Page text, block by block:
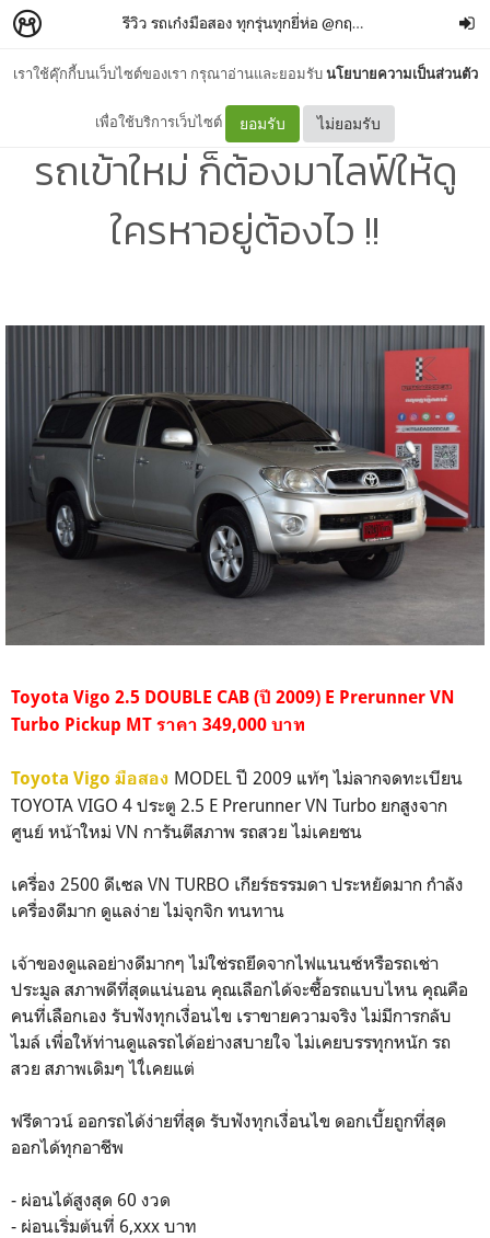
เราใช้คุ๊กกี้บนเว็บไซต์ของเรา กรุณาอ่านและยอมรับนโยบายความเป็นส่วนตัว
เพื่อใช้บริการเว็บไซต์ ยอมรับ ไม่ยอมรับ
รีวิว รถเก๋งมือสอง ทุกรุ่นทุกยี่ห่อ @กฤษฎากู๊ดคาร์ กฤษฎ
Toyota Vigo มือสอง ปี 09
รถเข้าใหม่ ก็ต้องมาไลฟ์ให้ดู
ใครหาอยู่ต้องไว !!
Toyota Vigo 2.5 DOUBLE CAB (ปี 2009) E Prerunner VN
Turbo Pickup MT ราคา 349,000 บาท
Toyota Vigo มือสอง MODEL ปี 2009 แท้ๆ ไม่ลากจดทะเบียน
TOYOTA VIGO 4 ประตู 2.5 E Prerunner VN Turbo ยกสูงจาก
ศูนย์ หน้าใหม่ VN การันตีสภาพ รถสวย ไม่เคยชน
เครื่อง 2500 ดีเซล VN TURBO เกียร์ธรรมดา ประหยัดมาก กำลัง
เครื่องดีมาก ดูแลง่าย ไม่จุกจิก ทนทาน
เจ้าของดูแลอย่างดีมากๆ ไม่ใช่รถยึดจากไฟแนนซ์หรือรถเช่า
ประมูล สภาพดีที่สุดแน่นอน คุณเลือกได้จะซื้อรถแบบไหน คุณคือ
คนที่เลือกเอง รับฟังทุกเงื่อนไข เราขายความจริง ไม่มีการกลับ
ไมล์ เพื่อให้ท่านดูแลรถได้อย่างสบายใจ ไม่เคยบรรทุกหนัก รถ
สวย สภาพเดิมๆ ไใ่เคยแต่
ฟรีดาวน์ ออกรถได้ง่ายที่สุด รับฟังทุกเงื่อนไข ดอกเบี้ยถูกที่สุด
ออกได้ทุกอาชีพ
- ผ่อนได้สูงสุด 60 งวด
- ผ่อนเริ่มต้นที่ 6,xxx บาท